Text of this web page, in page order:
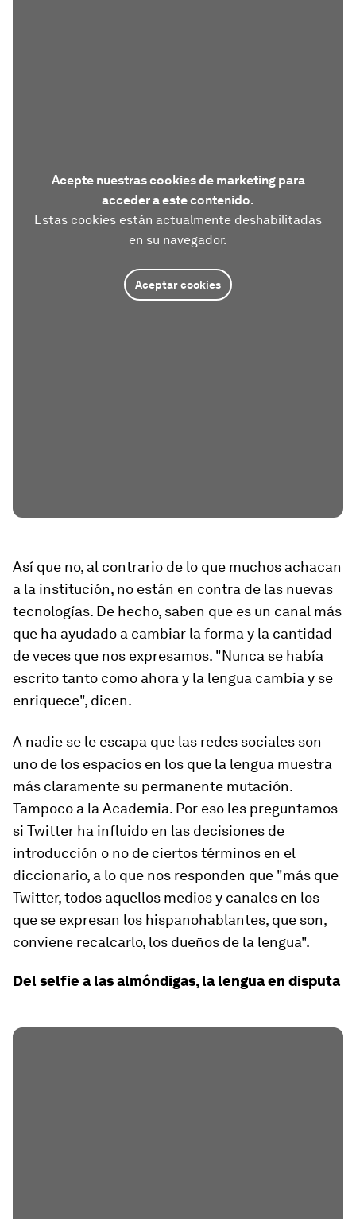
Acepte nuestras cookies de marketing para
acceder a este contenido.
Estas cookies están actualmente deshabilitadas
en su navegador.
Aceptar cookies
Así que no, al contrario de lo que muchos achacan
a la institución, no están en contra de las nuevas
tecnologías. De hecho, saben que es un canal más
que ha ayudado a cambiar la forma y la cantidad
de veces que nos expresamos. "Nunca se había
escrito tanto como ahora y la lengua cambia y se
enriquece", dicen.
A nadie se le escapa que las redes sociales son
uno de los espacios en los que la lengua muestra
más claramente su permanente mutación.
Tampoco a la Academia. Por eso les preguntamos
si Twitter ha influido en las decisiones de
introducción o no de ciertos términos en el
diccionario, a lo que nos responden que "más que
Twitter, todos aquellos medios y canales en los
que se expresan los hispanohablantes, que son,
conviene recalcarlo, los dueños de la lengua".
Del selfie a las almóndigas, la lengua en disputa